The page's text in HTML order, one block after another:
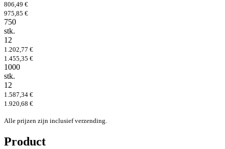
806,49 €
975,85 €
750
stk.
12
1.202,77 €
1.455,35 €
1000
stk.
12
1.587,34 €
1.920,68 €
Alle prijzen zijn inclusief verzending.
Product